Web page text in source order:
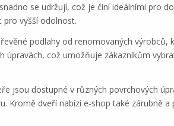
se udržují, což je činí ideálními pro
pro vyšší odolnost.
podlahy od renomovaných výrobců,
úpravách, což umožňuje zákazníkům
jsou dostupné v různých povrchových
Kromě dveří nabízí e-shop také zárubně a